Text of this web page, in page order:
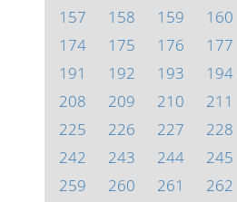
157
158 159 160
174
175 176 177
191
192 193 194
208
209 210 211
225
226 227 228
242
243 244 245
259
260 261 262